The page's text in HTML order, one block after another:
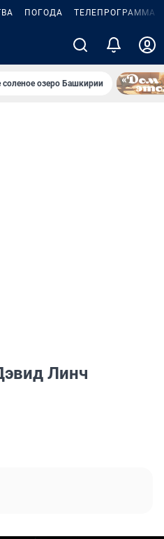
ПОГОДА ТЕЛЕПРОГРАММА
соленое озеро Башкирии
Линч